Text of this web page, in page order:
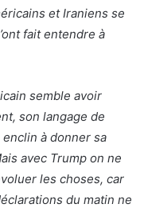
et Iraniens se
fait entendre à
semble avoir
son langage de
à donner sa
avec Trump on ne
les choses, car
du matin ne